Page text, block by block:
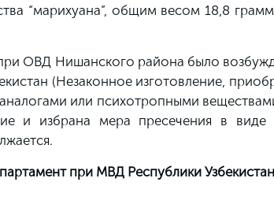
“марихуана”, общим весом 18,8
ОВД Нишанского района было
(Незаконное изготовление,
или психотропными
и избрана мера пресечения в виде
при МВД Республики